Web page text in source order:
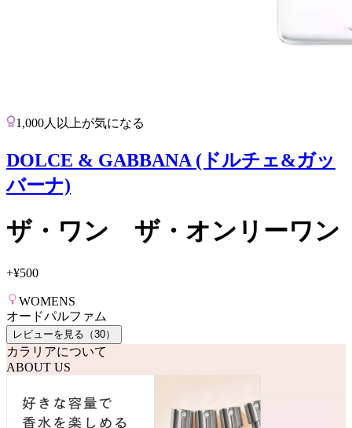
1,000人以上が気になる
DOLCE & GABBANA (ドルチェ&ガッ
バーナ)
ザ・ワン ザ・オンリーワン
+¥500
WOMENS
オードパルファム
レビューを見る（30）
カラリアについて
ABOUT US